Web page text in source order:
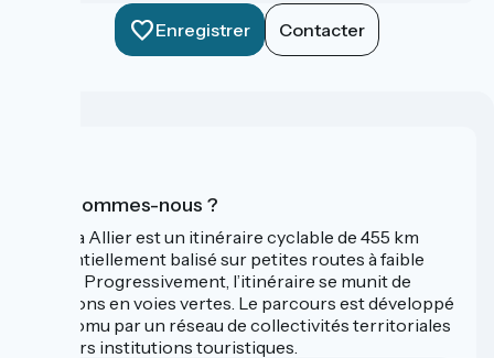
Enregistrer Contacter
Qui sommes-nous ?
La Via Allier est un itinéraire cyclable de 455 km
essentiellement balisé sur petites routes à faible
trafic. Progressivement, l’itinéraire se munit de
sections en voies vertes. Le parcours est développé
et promu par un réseau de collectivités territoriales
et leurs institutions touristiques.